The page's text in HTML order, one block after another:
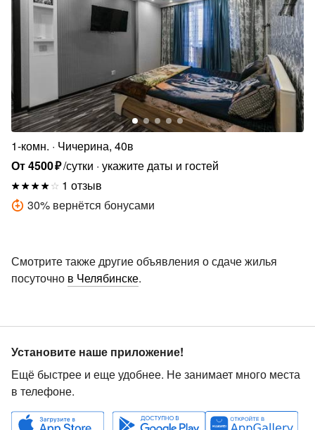
1-комн.
Чичерина, 40в
От4500₽/сутки укажите даты и гостей
1 отзыв
30% вернётся бонусами
Смотрите также другие объявления о сдаче жилья
посуточно в Челябинске.
Установите наше приложение!
Ещё быстрее и еще удобнее. Не занимает много места
в телефоне.